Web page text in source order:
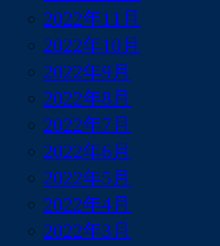
2022年11月
2022年10月
2022年9月
2022年8月
2022年7月
2022年6月
2022年5月
2022年4月
2022年3月